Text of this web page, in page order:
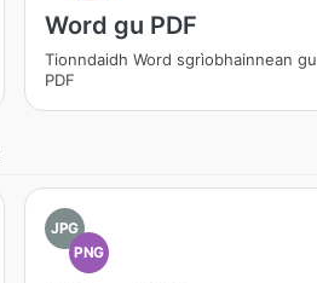
Word gu PDF
Tionndaidh Word sgrìobhainnean gu
PDF
JPG
PNG